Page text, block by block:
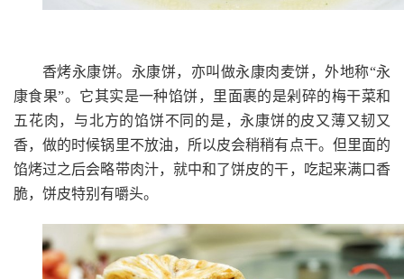
香烤永康饼。永康饼，亦叫做永康肉麦饼，外地称“永
康食果”。它其实是一种馅饼，里面裹的是剁碎的梅干菜和
五花肉，与北方的馅饼不同的是，永康饼的皮又薄又韧又
香，做的时候锅里不放油，所以皮会稍稍有点干。但里面的
馅烤过之后会略带肉汁，就中和了饼皮的干，吃起来满口香
脆，饼皮特别有嚼头。